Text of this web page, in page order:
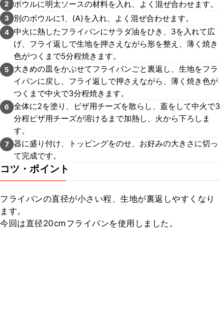
2 ボウルに明太ソースの材料を入れ、よく混ぜ合わせます。
3 別のボウルに1、(A)を入れ、よく混ぜ合わせます。
4 中火に熱したフライパンにサラダ油をひき、3を入れて広
げ、フライ返しで生地を押さえながら形を整え、薄く焼き
色がつくまで5分程焼きます。
5
大きめの皿をかぶせてフライパンごと裏返し、生地をフラ
イパンに戻し、フライ返しで押さえながら、薄く焼き色が
つくまで中火で3分程焼きます。
6 全体に2を塗り、ピザ用チーズを散らし、蓋をして中火で3
分程ピザ用チーズが溶けるまで加熱し、火から下ろしま
す。
7 器に盛り付け、トッピングをのせ、お好みの大きさに切っ
て完成です。
コツ・ポイント
フライパンの直径が小さい程、生地が裏返しやすくなり
ます。
今回は直径20cmフライパンを使用しました。